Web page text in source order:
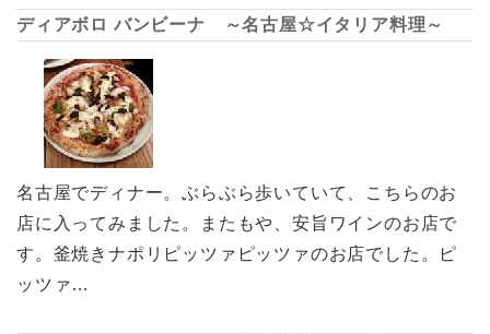
ディアボロ バンビーナ ～名古屋☆イタリア料理～
名古屋でディナー。ぶらぶら歩いていて、こちらのお
店に入ってみました。またもや、安旨ワインのお店で
す。釜焼きナポリピッツァピッツァのお店でした。ピ
ッツァ…